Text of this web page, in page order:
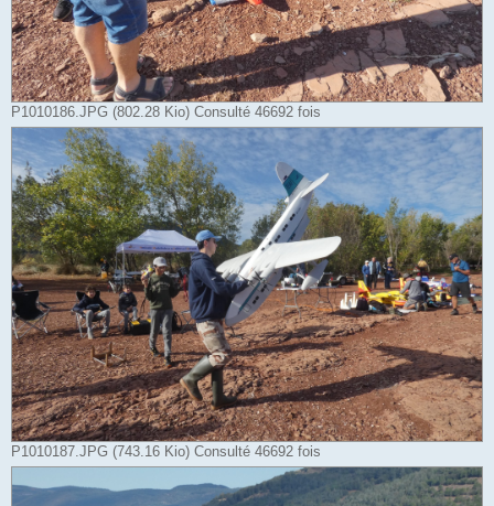
P1010186.JPG (802.28 Kio) Consulté 46692 fois
P1010187.JPG (743.16 Kio) Consulté 46692 fois